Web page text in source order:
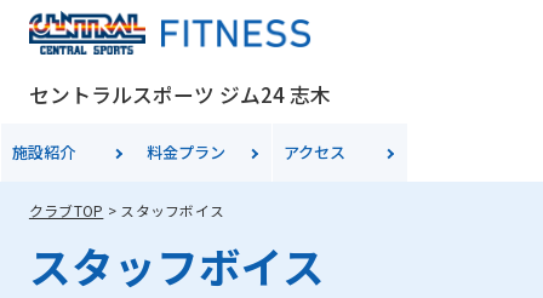
セントラルスポーツ ジム24 志木
施設紹介 料金プラン アクセス
クラブTOP スタッフボイス
スタッフボイス